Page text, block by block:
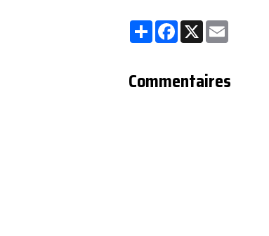
Partager
Facebook
X
Commentaires